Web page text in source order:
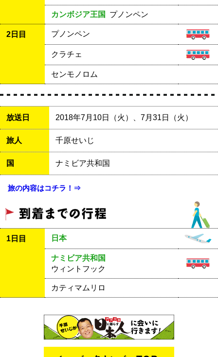
カンボジア王国 プノンペン
2日目 プノンペン
クラチェ
センモノロム
放送日 2018年7月10日（火）、7月31日（火）
旅人 千原せいじ
国 ナミビア共和国
旅の内容はコチラ！⇒
1日目 日本
ナミビア共和国
ウィントフック
カティマムリロ